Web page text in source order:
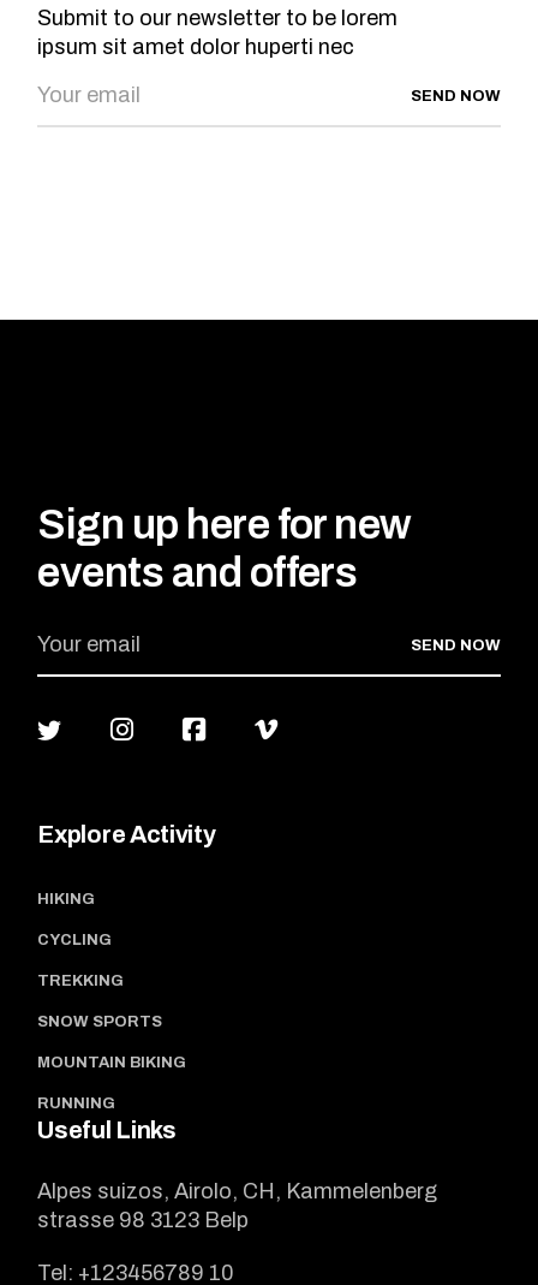
Submit to our newsletter to be lorem
ipsum sit amet dolor huperti nec
SEND NOW
Sign up here for new
events and offers
SEND NOW
Explore Activity
HIKING
CYCLING
TREKKING
SNOW SPORTS
MOUNTAIN BIKING
RUNNING
Useful Links
Alpes suizos, Airolo, CH, Kammelenberg
strasse 98 3123 Belp
Tel: +123456789 10